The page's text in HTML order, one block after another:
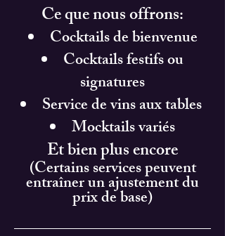
Ce que nous offrons:
Cocktails de bienvenue
Cocktails festifs ou
signatures
Service de vins aux tables
Mocktails variés
Et bien plus encore
(Certains services peuvent
entraîner un ajustement du
prix de base)